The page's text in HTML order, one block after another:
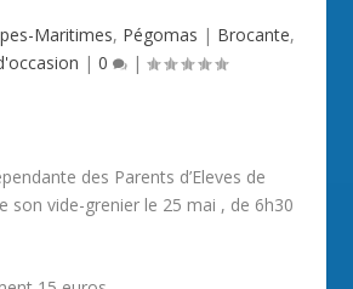
Maritimes, Pégomas | Brocante,
| 0 |
des Parents d’Eleves de
son vide-grenier le 25 mai , de 6h30